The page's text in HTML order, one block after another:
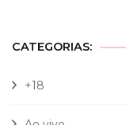
CATEGORIAS:
+18